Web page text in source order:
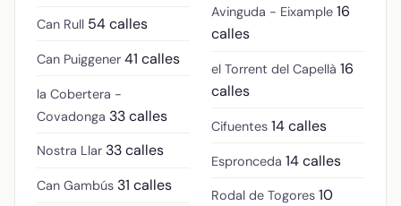
Can Rull 54 calles
Can Puiggener 41 calles
la Cobertera -
Covadonga 33 calles
Nostra Llar 33 calles
Can Gambús 31 calles
Avinguda - Eixample 16
calles
el Torrent del Capellà 16
calles
Cifuentes 14 calles
Espronceda 14 calles
Rodal de Togores 10